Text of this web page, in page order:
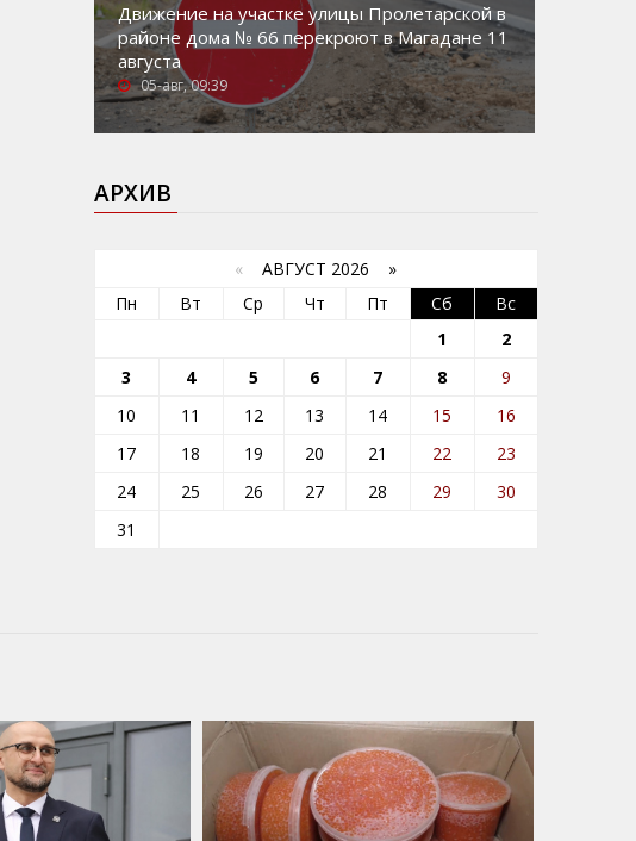
Движение на участке улицы Пролетарской в
районе дома № 66 перекроют в Магадане 11
августа
05-авг, 09:39
АРХИВ
« АВГУСТ 2026 »
Пн
Вт Ср Чт Пт Сб
Вс
1
2
3
4 5 6 7 8
9
10
11 12 13 14 15
16
17
18 19 20 21 22
23
24
25 26 27 28 29
30
31